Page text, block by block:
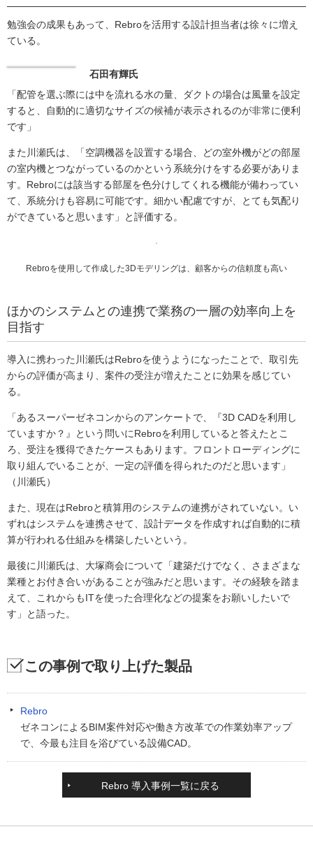
勉強会の成果もあって、Rebroを活用する設計担当者は徐々に増え
ている。
石田有輝氏
「配管を選ぶ際には中を流れる水の量、ダクトの場合は風量を設定
すると、自動的に適切なサイズの候補が表示されるのが非常に便利
です」
また川瀬氏は、「空調機器を設置する場合、どの室外機がどの部屋
の室内機とつながっているのかという系統分けをする必要がありま
す。Rebroには該当する部屋を色分けしてくれる機能が備わってい
て、系統分けも容易に可能です。細かい配慮ですが、とても気配り
ができていると思います」と評価する。
Rebroを使用して作成した3Dモデリングは、顧客からの信頼度も高い
ほかのシステムとの連携で業務の一層の効率向上を
目指す
導入に携わった川瀬氏はRebroを使うようになったことで、取引先
からの評価が高まり、案件の受注が増えたことに効果を感じてい
る。
「あるスーパーゼネコンからのアンケートで、『3D CADを利用し
ていますか？』という問いにRebroを利用していると答えたとこ
ろ、受注を獲得できたケースもあります。フロントローディングに
取り組んでいることが、一定の評価を得られたのだと思います」
（川瀬氏）
また、現在はRebroと積算用のシステムの連携がされていない。い
ずれはシステムを連携させて、設計データを作成すれば自動的に積
算が行われる仕組みを構築したいという。
最後に川瀬氏は、大塚商会について「建築だけでなく、さまざまな
業種とお付き合いがあることが強みだと思います。その経験を踏ま
えて、これからもITを使った合理化などの提案をお願いしたいで
す」と語った。
この事例で取り上げた製品
Rebro
ゼネコンによるBIM案件対応や働き方改革での作業効率アップ
で、今最も注目を浴びている設備CAD。
Rebro 導入事例一覧に戻る